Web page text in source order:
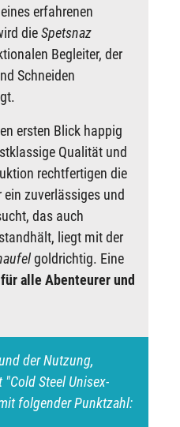
erfahrenen
dieSpetsnaz
Begleiter, der
Schneiden
ersten Blick happig
Qualität und
rechtfertigen die
zuverlässiges und
das auch
liegt mit der
goldrichtig. Eine
alle Abenteurer und
der Nutzung,
Steel Unisex-
folgender Punktzahl: